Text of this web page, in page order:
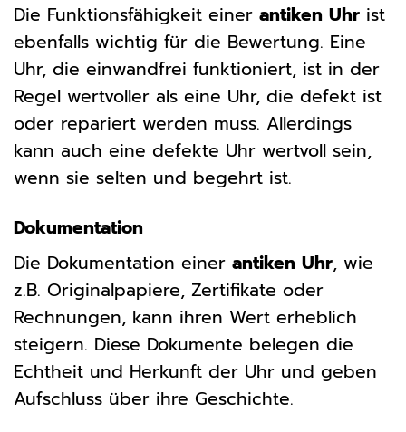
Die Funktionsfähigkeit einer antiken Uhr ist
ebenfalls wichtig für die Bewertung. Eine
Uhr, die einwandfrei funktioniert, ist in der
Regel wertvoller als eine Uhr, die defekt ist
oder repariert werden muss. Allerdings
kann auch eine defekte Uhr wertvoll sein,
wenn sie selten und begehrt ist.
Dokumentation
Die Dokumentation einer antiken Uhr, wie
z.B. Originalpapiere, Zertifikate oder
Rechnungen, kann ihren Wert erheblich
steigern. Diese Dokumente belegen die
Echtheit und Herkunft der Uhr und geben
Aufschluss über ihre Geschichte.